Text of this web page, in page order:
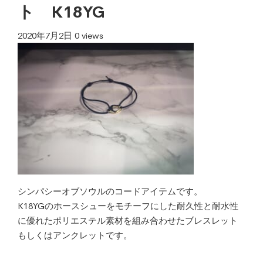
ト K18YG
2020年7月2日 0 views
シンパシーオブソウルのコードアイテムです。
K18YGのホースシューをモチーフにした耐久性と耐水性
に優れたポリエステル素材を組み合わせたブレスレット
もしくはアンクレットです。